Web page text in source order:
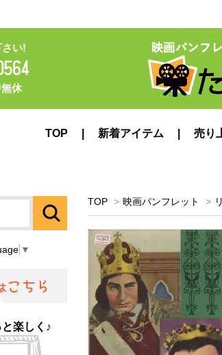
い!
休
TOP 新着アイテム 売り
TOP > 映画パンフレット > リ
▼
楽しく♪